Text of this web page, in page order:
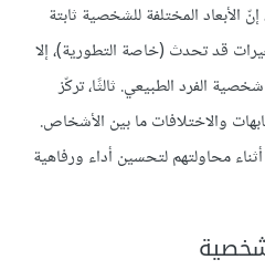
إنّ الأبعاد المختلفة للشخصية ثابتة
قد تحدث (خاصة التطورية)، إلا
الفرد الطبيعي. ثالثًا، تركّز
والاختلافات ما بين الأشخاص.
محاولتهم لتحسين أداء ورفاهية